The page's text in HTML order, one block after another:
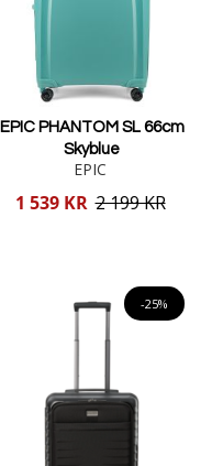
EPIC PHANTOM SL 66cm
Skyblue
EPIC
Reducerat
1 539 KR 2 199 KR
-25%